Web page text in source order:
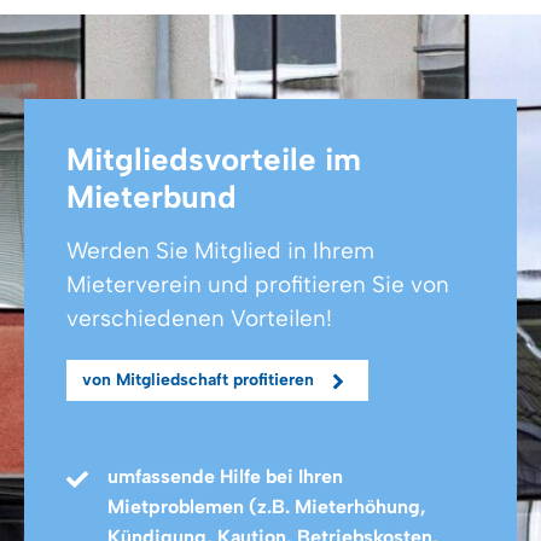
Häg-Ehrsberg
Hülben
Ittlingen
Kappel-Grafenhausen
Karlsruhe
Kenzingen
Kippenheim
Kirchardt
Kirchheim unter Teck
Kirchzarten
Kißlegg
Kornwestheim
Lahr/Schwarzwald
Leonberg
Mitgliedsvorteile im
Mieterbund
Werden Sie Mitglied in Ihrem
Mieterverein und profitieren Sie von
verschiedenen Vorteilen!
von Mitgliedschaft profitieren
umfassende Hilfe bei Ihren
Mietproblemen (z.B. Mieterhöhung,